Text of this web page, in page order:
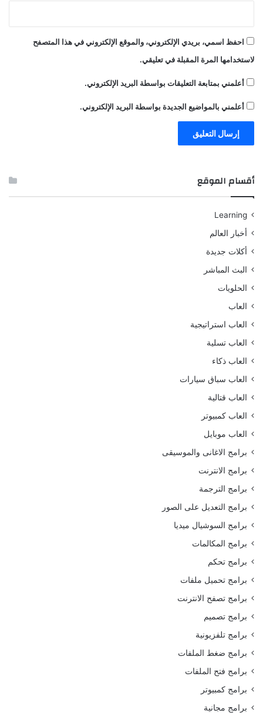
احفظ اسمي، بريدي الإلكتروني، والموقع الإلكتروني في هذا المتصفح
لاستخدامها المرة المقبلة في تعليقي.
أعلمني بمتابعة التعليقات بواسطة البريد الإلكتروني.
أعلمني بالمواضيع الجديدة بواسطة البريد الإلكتروني.
أقسام الموقع
Learning
أخبار العالم
أكلات جديدة
البث المباشر
الحلويات
العاب
العاب استراتيجية
العاب تسلية
العاب ذكاء
العاب سباق سيارات
العاب قتالية
العاب كمبيوتر
العاب موبايل
برامج الاغانى والموسيقى
برامج الانترنت
برامج الترجمة
برامج التعديل على الصور
برامج السوشيال ميديا
برامج المكالمات
برامج تحكم
برامج تحميل ملفات
برامج تصفح الانترنت
برامج تصميم
برامج تلفزيونية
برامج ضغط الملفات
برامج فتح الملفات
برامج كمبيوتر
برامج مجانية